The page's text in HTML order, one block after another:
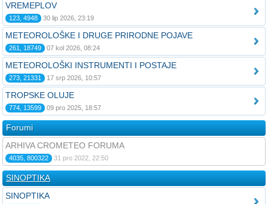
VREMEPLOV
123, 4948 30 lip 2026, 23:19
METEOROLOŠKE I DRUGE PRIRODNE POJAVE
261, 18749 07 kol 2026, 08:24
METEOROLOŠKI INSTRUMENTI I POSTAJE
273, 21331 17 srp 2026, 10:57
TROPSKE OLUJE
774, 13599 09 pro 2025, 18:57
Forumi
ARHIVA CROMETEO FORUMA
4035, 800322 31 pro 2022, 22:50
SINOPTIKA
SINOPTIKA